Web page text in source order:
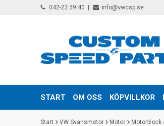
042-22 59 40 info@vwcsp.se
START OM OSS KÖPVILLKOR
Start VW Svansmotor Motor Motorblock